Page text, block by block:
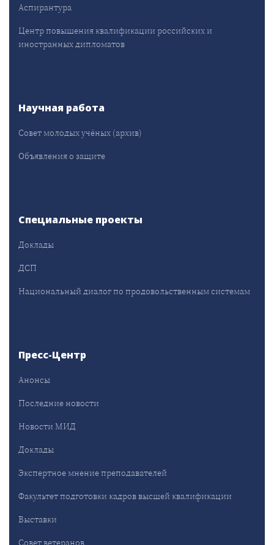
Аспирантура
Центр повышения квалификации российских и
иностранных дипломатов
Научная работа
Совет молодых учёных (архив)
Объявления о защите
Специальные проекты
Доклады
ДСП
Национальный диалог по продовольственным системам
Пресс-Центр
Анонсы
Последние новости
Новости МИД
Доклады
Экспертное мнение преподавателей
Факультет подготовки кадров высшей квалификации
Выставки
Совет ветеранов